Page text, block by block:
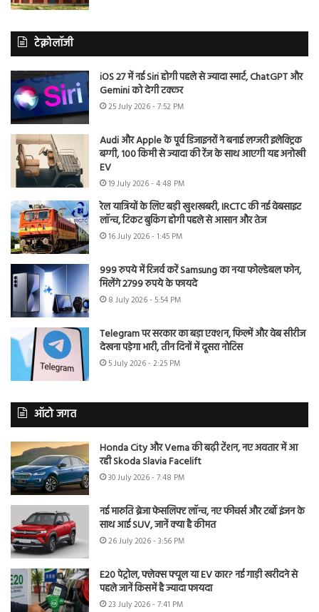
टेक्नोलॉजी
iOS 27 में नई Siri होगी पहले से ज्यादा स्मार्ट, ChatGPT और
Gemini को देगी टक्कर
25 July 2026 - 7:52 PM
Audi और Apple के पूर्व डिजाइनरों ने बनाई लग्जरी इलेक्ट्रिक
बग्गी, 100 किमी से ज्यादा की रेंज के साथ आएगी यह अनोखी
EV
19 July 2026 - 4:48 PM
रेल यात्रियों के लिए बड़ी खुशखबरी, IRCTC की नई वेबसाइट
लॉन्च, टिकट बुकिंग होगी पहले से आसान और तेज
16 July 2026 - 1:45 PM
999 रुपये में रिजर्व करें Samsung का नया फोल्डेबल फोन,
मिलेंगे 2799 रुपये के फायदे
8 July 2026 - 5:54 PM
Telegram पर सरकार का बड़ा एक्शन, फिल्में और वेब सीरीज
देखना पड़ेगा भारी, तीन दिनों में दूसरा नोटिस
5 July 2026 - 2:25 PM
ऑटो जगत
Honda City और Verna की बढ़ी टेंशन, नए अवतार में आ
रही Skoda Slavia Facelift
30 July 2026 - 7:48 PM
नई मारुति ब्रेजा फेसलिफ्ट लॉन्च, नए फीचर्स और टर्बो इंजन के
साथ आई SUV, जानें क्या है कीमत
26 July 2026 - 3:56 PM
E20 पेट्रोल, फ्लेक्स फ्यूल या EV कार? नई गाड़ी खरीदने से
पहले जानें किसमें है ज्यादा फायदा
23 July 2026 - 7:41 PM